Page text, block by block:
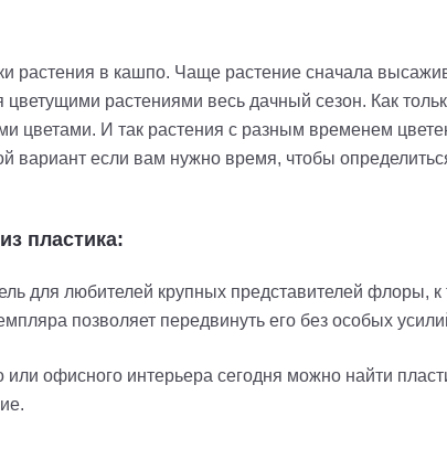
растения в кашпо. Чаще растение сначала
цветущими растениями весь дачный сезон. Как
цветами. И так растения с разным временем
вариант если вам нужно время, чтобы
пластика:
для любителей крупных представителей флоры,
позволяет передвинуть его без особых
или офисного интерьера сегодня можно найти